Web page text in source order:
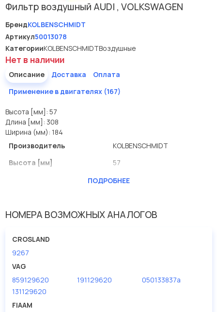
Фильтр воздушный AUDI , VOLKSWAGEN
БрендKOLBENSCHMIDT
Артикул50013078
КатегорииKOLBENSCHMIDTВоздушные
Нет в наличии
Описание Доставка
Оплата
Применение в двигателях (167)
Высота [мм]: 57
Длина [мм]: 308
Ширина (мм): 184
Производитель
KOLBENSCHMIDT
Высота [мм]
57
308
ПОДРОБНЕЕ
НОМЕРА ВОЗМОЖНЫХ АНАЛОГОВ
CROSLAND
9267
VAG
859129620
191129620
050133837a
131129620
FIAAM